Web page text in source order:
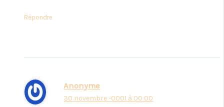
Répondre
Anonyme
30 novembre -0001 à 00:00